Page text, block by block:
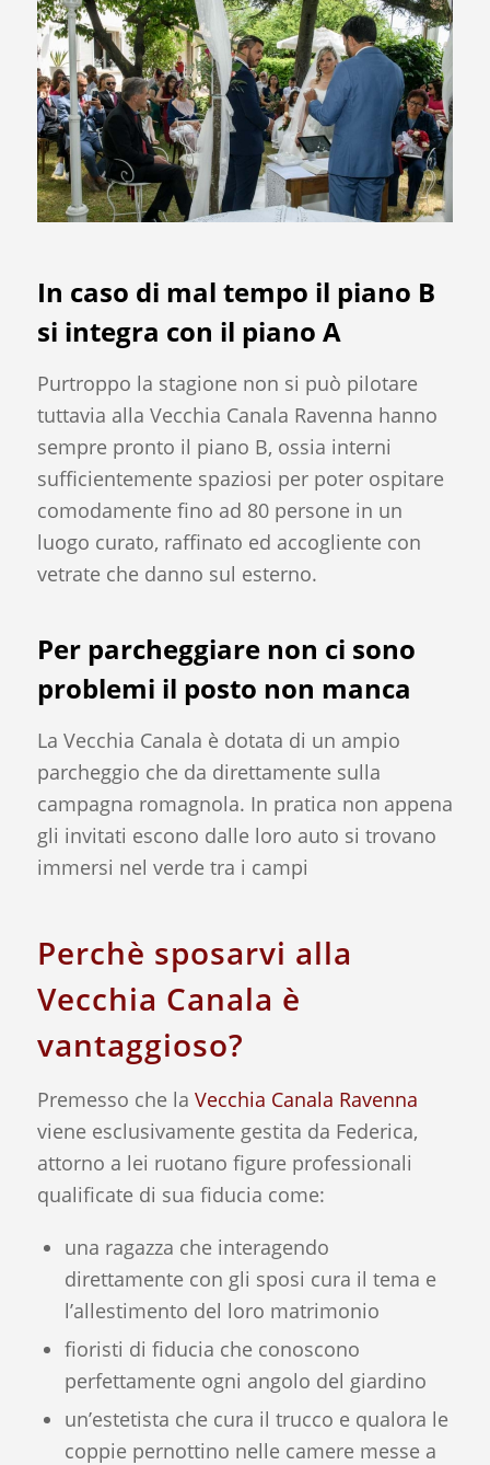
In caso di mal tempo il piano B
si integra con il piano A
Purtroppo la stagione non si può pilotare
tuttavia alla Vecchia Canala Ravenna hanno
sempre pronto il piano B, ossia interni
sufficientemente spaziosi per poter ospitare
comodamente fino ad 80 persone in un
luogo curato, raffinato ed accogliente con
vetrate che danno sul esterno.
Per parcheggiare non ci sono
problemi il posto non manca
La Vecchia Canala è dotata di un ampio
parcheggio che da direttamente sulla
campagna romagnola. In pratica non appena
gli invitati escono dalle loro auto si trovano
immersi nel verde tra i campi
Perchè sposarvi alla
Vecchia Canala è
vantaggioso?
Premesso che la Vecchia Canala Ravenna
viene esclusivamente gestita da Federica,
attorno a lei ruotano figure professionali
qualificate di sua fiducia come:
una ragazza che interagendo
direttamente con gli sposi cura il tema e
l’allestimento del loro matrimonio
fioristi di fiducia che conoscono
perfettamente ogni angolo del giardino
un’estetista che cura il trucco e qualora le
coppie pernottino nelle camere messe a